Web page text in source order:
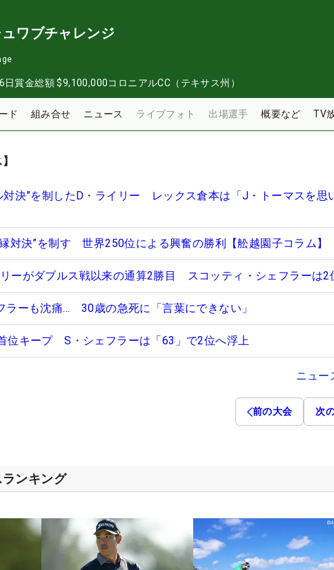
ワブチャレンジ
日賞金総額 $9,100,000コロニアルCC（テキサス州）
ド 組み合せ ニュース ライブフォト 出場選手 概要など TV
対決”を制したD・ライリー レックス倉本は「J・トーマスを思
対決”を制す 世界250位による興奮の勝利【舩越園子コラム】
ーがダブルス戦以来の通算2勝目 スコッティ・シェフラーは2
ラーも沈痛… 30歳の急死に「言葉にできない」
位キープ S・シェフラーは「63」で2位へ浮上
ニュー
前の大会 次
ンキング